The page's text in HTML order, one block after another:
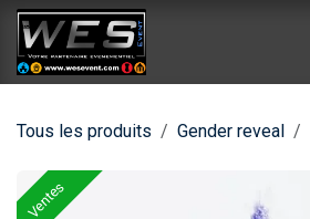
Se rendre au contenu
Tous les produits Gender reveal
Ventes